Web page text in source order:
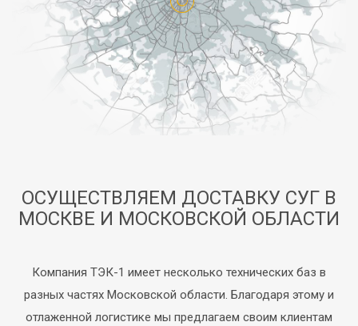
ОСУЩЕСТВЛЯЕМ ДОСТАВКУ СУГ В
МОСКВЕ И МОСКОВСКОЙ ОБЛАСТИ
Компания ТЭК-1 имеет несколько технических баз в
разных частях Московской области. Благодаря этому и
отлаженной логистике мы предлагаем своим клиентам